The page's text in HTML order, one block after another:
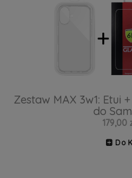
Zestaw MAX 3w1: Etui
do
179,00
Do